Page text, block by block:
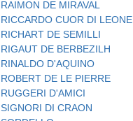
RAIMON DE MIRAVAL
RICCARDO CUOR DI LEONE
RICHART DE SEMILLI
RIGAUT DE BERBEZILH
RINALDO D'AQUINO
ROBERT DE LE PIERRE
RUGGERI D'AMICI
SIGNORI DI CRAON